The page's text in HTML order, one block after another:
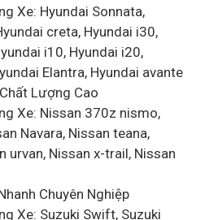
Xe: Hyundai Sonnata,
creta, Hyundai i30,
i10, Hyundai i20,
Elantra, Hyundai avante
Lượng Cao
Xe: Nissan 370z nismo,
Navara, Nissan teana,
urvan, Nissan x-trail, Nissan
Chuyên Nghiệp
Xe: Suzuki Swift, Suzuki